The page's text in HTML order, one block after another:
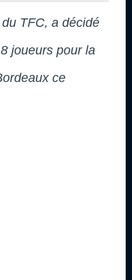
TFC, a décidé
joueurs pour la
ce